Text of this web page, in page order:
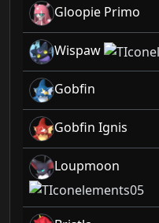
Gloopie Primo
Wispaw
Gobfin
Gobfin Ignis
Loupmoon